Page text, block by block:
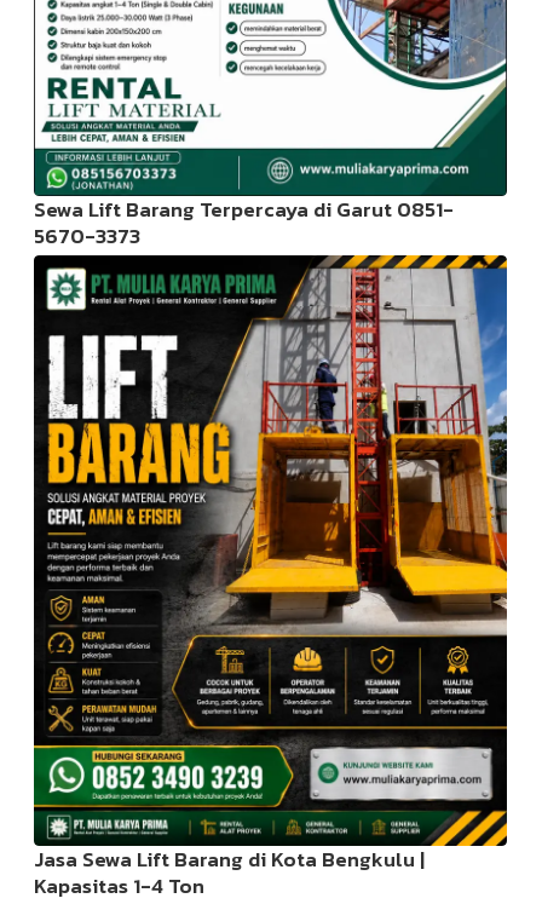
Sewa Lift Barang Terpercaya di Garut 0851-
5670-3373
Jasa Sewa Lift Barang di Kota Bengkulu |
Kapasitas 1-4 Ton